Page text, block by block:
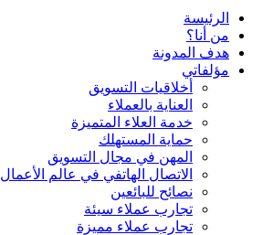
الرئيسة
من أنا؟
هدف المدونة
مؤلفاتي
أخلاقيات التسويق
العناية بالعملاء
خدمة العلاء المتميزة
حماية المستهلك
المهن في مجال التسويق
الاتصال الهاتفي في عالم الأعمال
نصائح للبائعين
تجارب عملاء سيئة
تجارب عملاء مميزة